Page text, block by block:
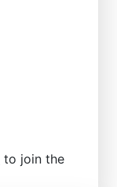
to join the